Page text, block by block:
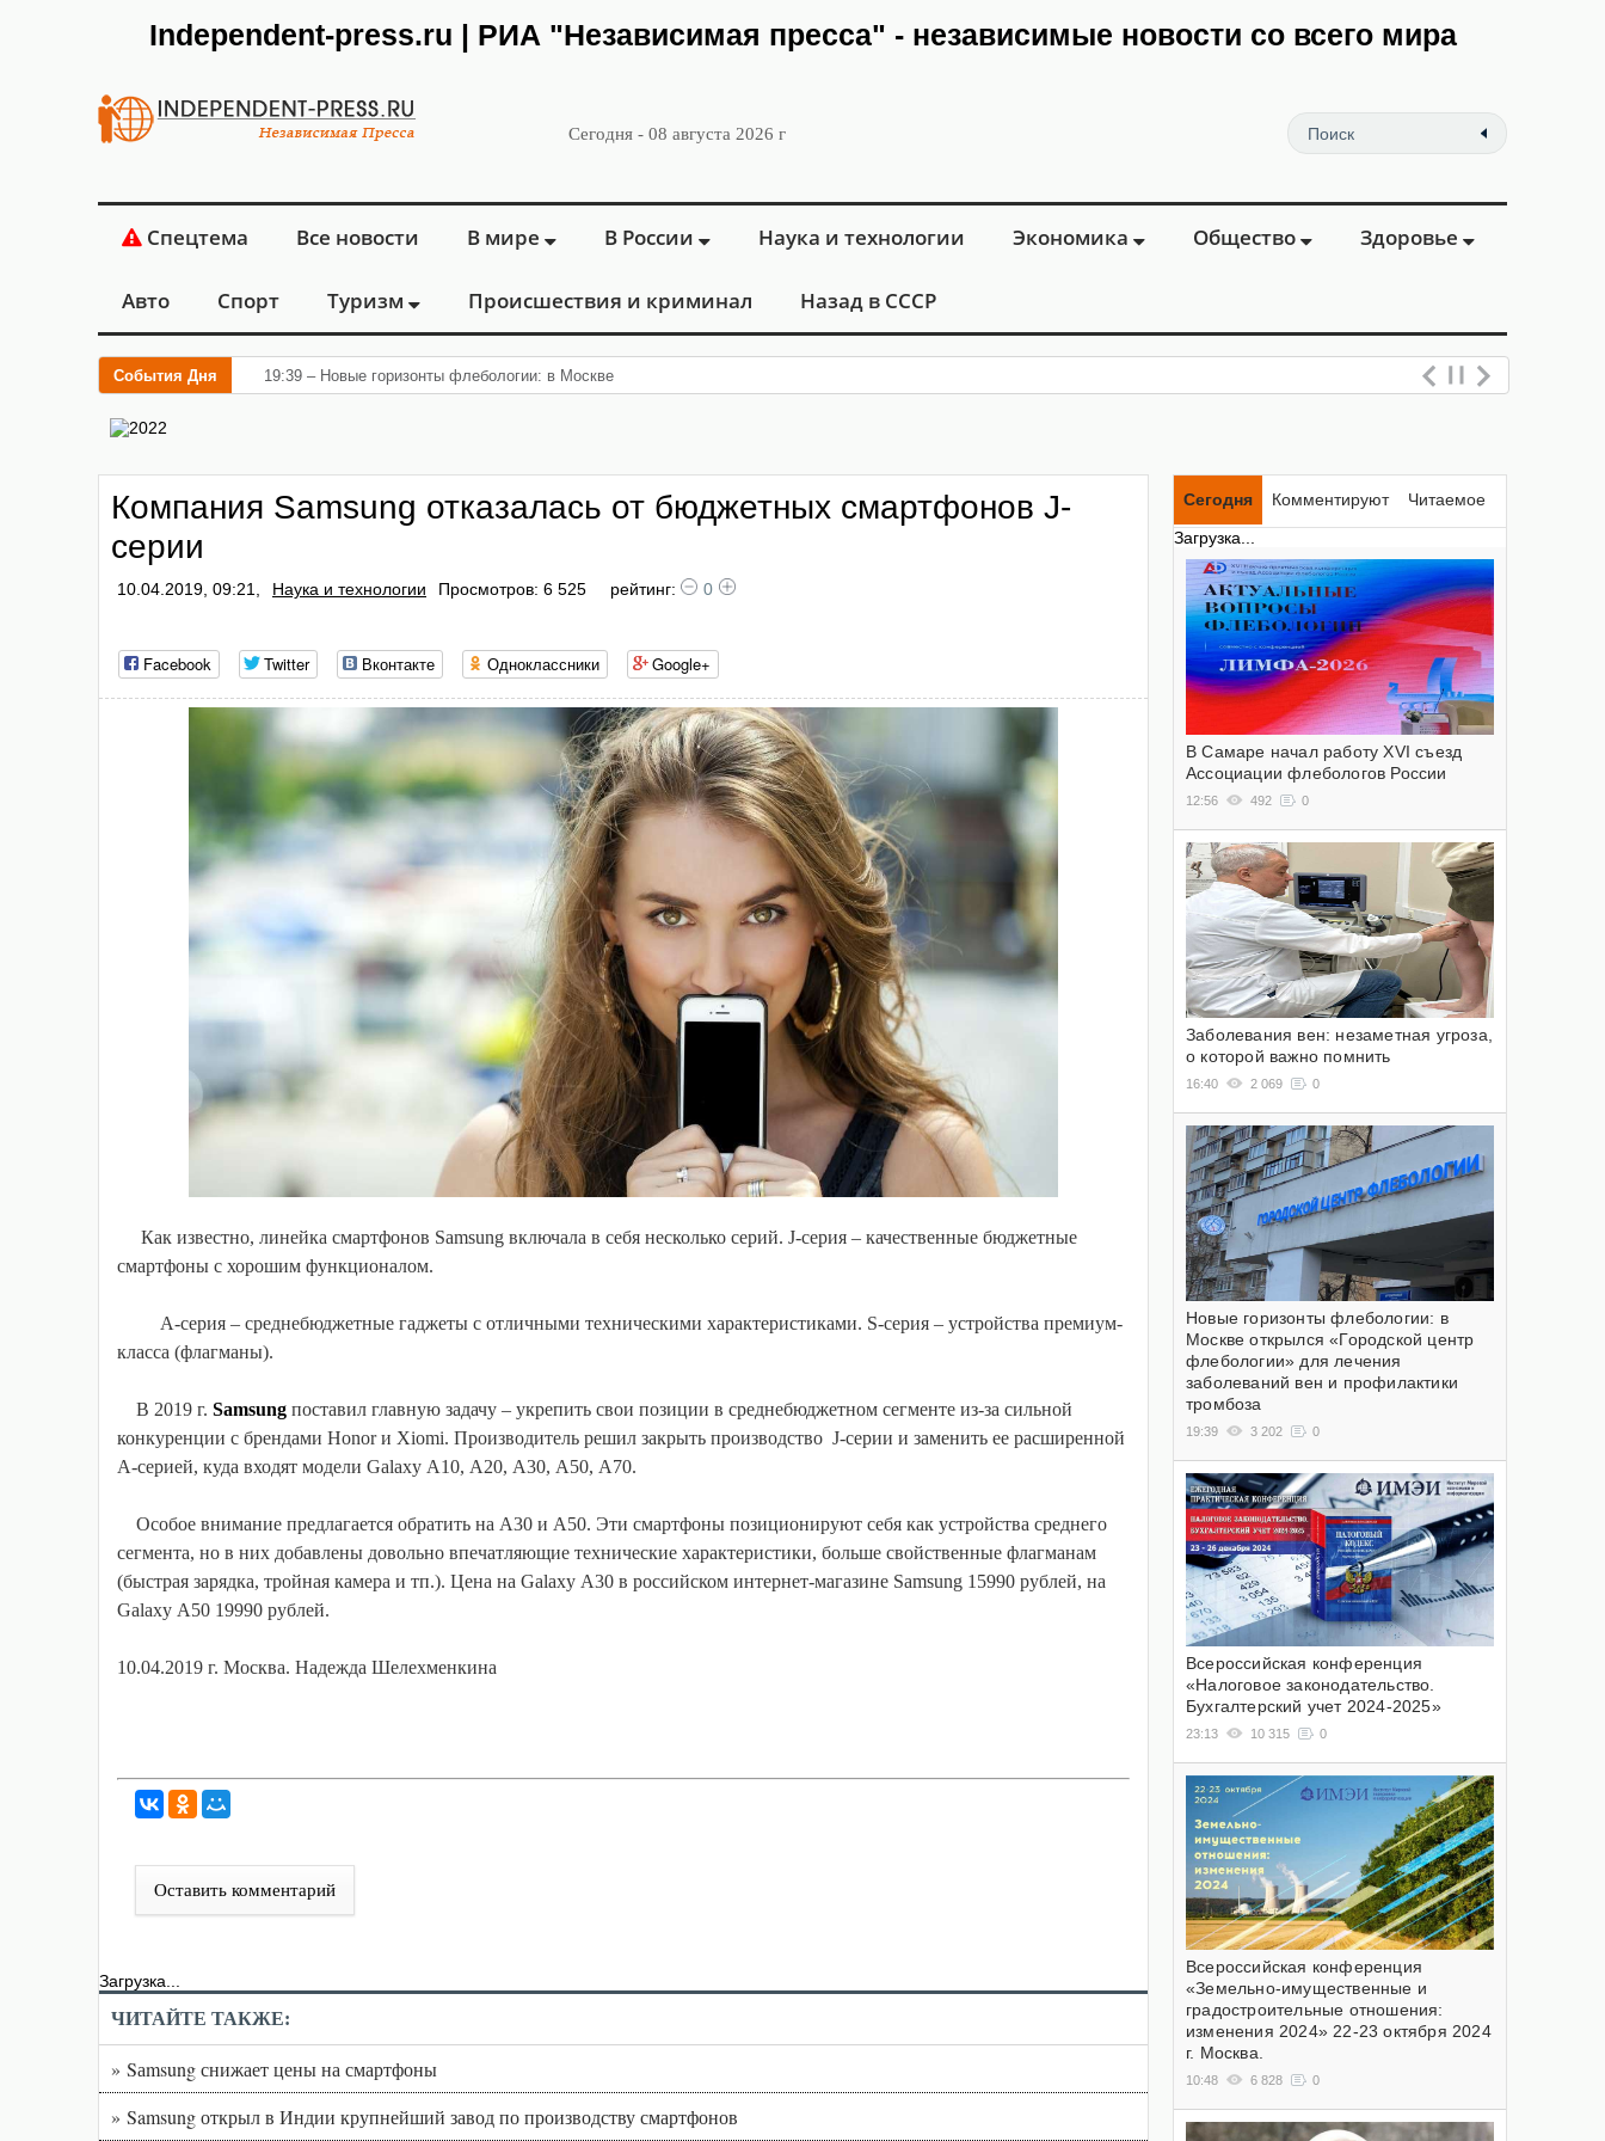
Independent-press.ru | РИА "Независимая пресса" - независимые новости со всего мира
Сегодня - 08 августа 2026 г
Спецтема Все новости В мире В России Наука и технологии Экономика Общество Здоровье
Авто Спорт Туризм Происшествия и криминал Назад в СССР
События Дня 19:39 – Новые горизонты флебологии: в Москве открылся «Городской центр
Компания Samsung отказалась от бюджетных смартфонов J-
серии
10.04.2019, 09:21, Наука и технологии Просмотров: 6 525 рейтинг: 0
Facebook Twitter Вконтакте Одноклассники Google+
Как известно, линейка смартфонов Samsung включала в себя несколько серий. J-серия – качественные бюджетные
смартфоны с хорошим функционалом.
А-серия – среднебюджетные гаджеты с отличными техническими характеристиками. S-серия – устройства премиум-
класса (флагманы).
В 2019 г. Samsung поставил главную задачу – укрепить свои позиции в среднебюджетном сегменте из-за сильной
конкуренции с брендами Honor и Xiomi. Производитель решил закрыть производство J-серии и заменить ее расширенной
А-серией, куда входят модели Galaxy А10, А20, А30, А50, А70.
Особое внимание предлагается обратить на А30 и А50. Эти смартфоны позиционируют себя как устройства среднего
сегмента, но в них добавлены довольно впечатляющие технические характеристики, больше свойственные флагманам
(быстрая зарядка, тройная камера и тп.). Цена на Galaxy А30 в российском интернет-магазине Samsung 15990 рублей, на
Galaxy А50 19990 рублей.
10.04.2019 г. Москва. Надежда Шелехменкина
Оставить комментарий
Загрузка...
ЧИТАЙТЕ ТАКЖЕ:
» Sаmsung снижает цены на смартфоны
» Samsung открыл в Индии крупнейший завод по производству смартфонов
Сегодня Комментируют
Читаемое
Загрузка...
В Самаре начал работу XVI съезд
Ассоциации флебологов России
12:56 492 0
Заболевания вен: незаметная угроза,
о которой важно помнить
16:40 2 069 0
Новые горизонты флебологии: в
Москве открылся «Городской центр
флебологии» для лечения
заболеваний вен и профилактики
тромбоза
19:39 3 202 0
Всероссийская конференция
«Налоговое законодательство.
Бухгалтерский учет 2024-2025»
23:13 10 315 0
Всероссийская конференция
«Земельно-имущественные и
градостроительные отношения:
изменения 2024» 22-23 октября 2024
г. Москва.
10:48 6 828 0